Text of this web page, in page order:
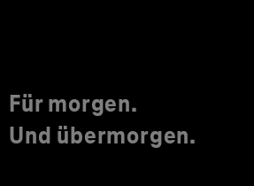
Für morgen.
Und übermorgen.